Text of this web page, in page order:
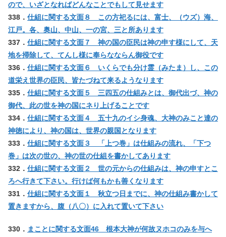
ので、いざとなればどんなことでもして見せます
338． 仕組に関する文面８ この方祀るには、富士、（ウズ）海、
江戸。各、奥山、中山、一の宮、三と所あります
337． 仕組に関する文面７ 神の国の臣民は神の申す様にして、天
地を掃除して、てんし様に奉らなならん御役です
336． 仕組に関する文面６ いくらでも分け霊（みたま）し、この
道栄え世界の臣民、皆たづねて来るようなります
335． 仕組に関する文面５ 三四五の仕組みとは、御代出づ、神の
御代、此の世を神の国にネり上げることです
334． 仕組に関する文面４ 五十九のイシ身魂、大神のみこと達の
神徳により、神の国は、世界の親国となります
333． 仕組に関する文面３ 「上つ巻」は仕組みの流れ、「下つ
巻」は次の世の、神の世の仕組を書かしてあります
332． 仕組に関する文面２ 世の元からの仕組みは、神の申すとこ
ろへ行きて下さい。行けば何もかも善くなります
331． 仕組に関する文面１ 秋立つ日までに、神の仕組み書かして
置きますから、腹（八〇）に入れて置いて下さい
330． まことに関する文面46 根本大神が何故ヌホコのみを与へ